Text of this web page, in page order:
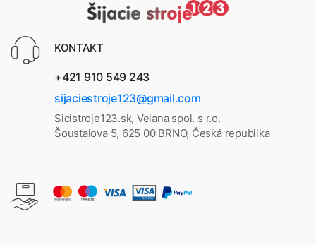
KONTAKT
+421 910 549 243
sijaciestroje123@gmail.com
Sicistroje123.sk, Velana spol. s r.o.
Šoustalova 5, 625 00 BRNO, Česká republika